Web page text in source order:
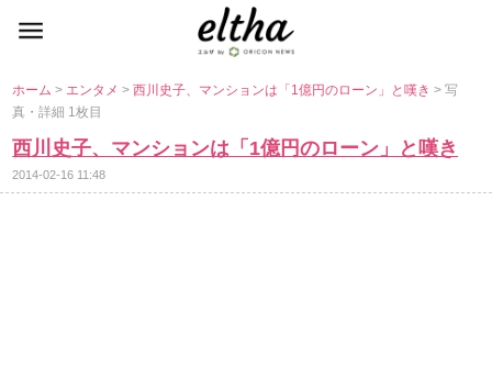
ホーム> エンタメ>西川史子、マンションは「1億円のローン」と嘆き> 写
真・詳細 1枚目
西川史子、マンションは「1億円のローン」と嘆き
2014-02-16 11:48